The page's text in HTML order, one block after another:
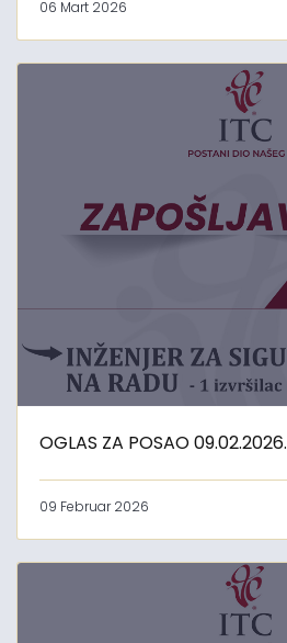
06 Mart 2026
OGLAS ZA POSAO 09.02.2026.
09 Februar 2026